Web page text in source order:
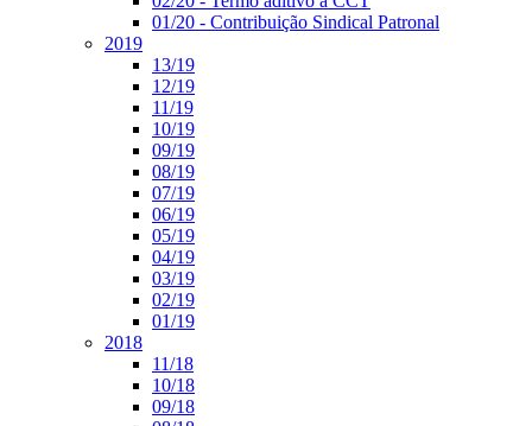
01/20 - Contribuição Sindical Patronal
2019
13/19
12/19
11/19
10/19
09/19
08/19
07/19
06/19
05/19
04/19
03/19
02/19
01/19
2018
11/18
10/18
09/18